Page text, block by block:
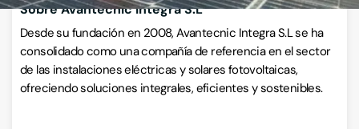
Sobre Avantecnic Integra S.L
Desde su fundación en 2008, Avantecnic Integra S.L se ha
consolidado como una compañía de referencia en el sector
de las instalaciones eléctricas y solares fotovoltaicas,
ofreciendo soluciones integrales, eficientes y sostenibles.